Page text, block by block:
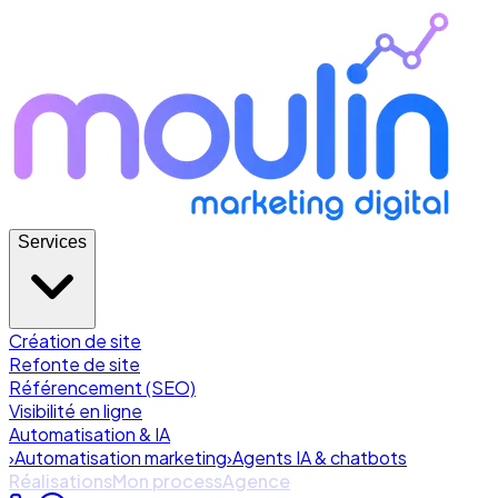
Services
Création de site
Refonte de site
Référencement (SEO)
Visibilité en ligne
Automatisation & IA
›Automatisation marketing›Agents IA & chatbots
RéalisationsMon processAgence